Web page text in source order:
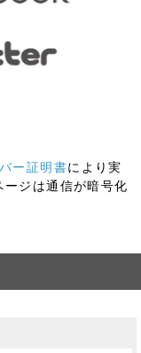
ー証明書により実
ジは通信が暗号化